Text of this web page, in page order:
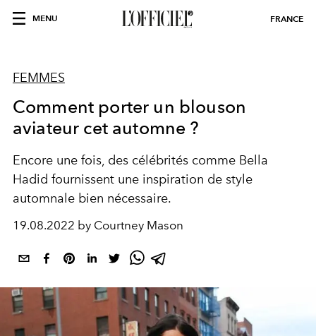
MENU FRANCE
FEMMES
Comment porter un blouson
aviateur cet automne ?
Encore une fois, des célébrités comme Bella
Hadid fournissent une inspiration de style
automnale bien nécessaire.
19.08.2022 by Courtney Mason